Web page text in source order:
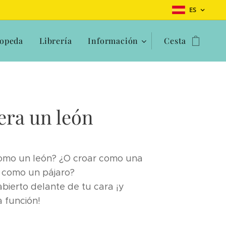
ES
Librería Información Cesta
un león
un león? ¿O croar como una
un pájaro?
delante de tu cara ¡y
función!